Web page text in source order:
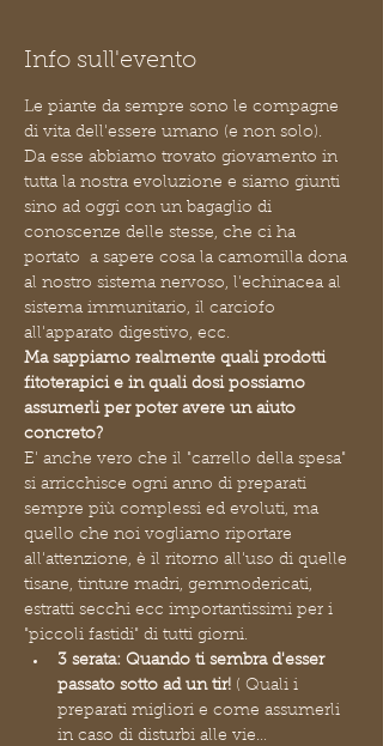
Info sull'evento
Le piante da sempre sono le compagne
di vita dell'essere umano (e non solo).
Da esse abbiamo trovato giovamento in
tutta la nostra evoluzione e siamo giunti
sino ad oggi con un bagaglio di
conoscenze delle stesse, che ci ha
portato  a sapere cosa la camomilla dona
al nostro sistema nervoso, l'echinacea al
sistema immunitario, il carciofo
all'apparato digestivo, ecc.
Ma sappiamo realmente quali prodotti
fitoterapici e in quali dosi possiamo
assumerli per poter avere un aiuto
concreto?
E' anche vero che il "carrello della spesa"
si arricchisce ogni anno di preparati
sempre più complessi ed evoluti, ma
quello che noi vogliamo riportare
all'attenzione, è il ritorno all'uso di quelle
tisane, tinture madri, gemmodericati,
estratti secchi ecc importantissimi per i
"piccoli fastidi" di tutti giorni.
3 serata: Quando ti sembra d'esser
passato sotto ad un tir! ( Quali i
preparati migliori e come assumerli
in caso di disturbi alle vie…